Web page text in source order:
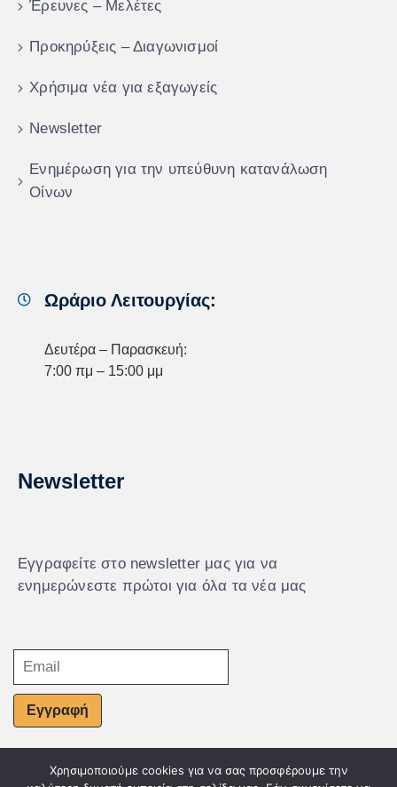
Έρευνες – Μελέτες
Προκηρύξεις – Διαγωνισμοί
Χρήσιμα νέα για εξαγωγείς
Newsletter
Ενημέρωση για την υπεύθυνη κατανάλωση
Οίνων
Ωράριο Λειτουργίας:
Δευτέρα – Παρασκευή:
7:00 πμ – 15:00 μμ
Newsletter
Εγγραφείτε στο newsletter μας για να
ενημερώνεστε πρώτοι για όλα τα νέα μας
Εγγραφή
Χρησιμοποιούμε cookies για να σας προσφέρουμε την